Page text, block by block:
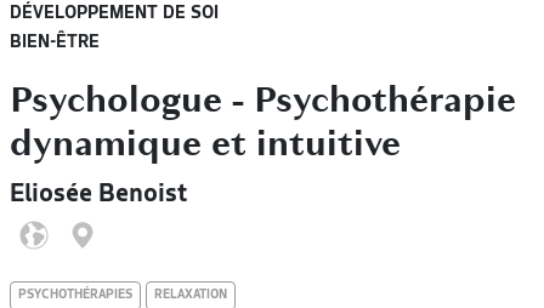
DÉVELOPPEMENT DE SOI
BIEN-ÊTRE
Psychologue - Psychothérapie
dynamique et intuitive
Eliosée Benoist
PSYCHOTHÉRAPIES RELAXATION